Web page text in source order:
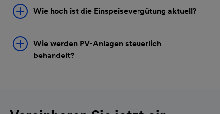
Wie hoch ist die Einspeisevergütung aktuell?
Wie werden PV-Anlagen steuerlich
behandelt?